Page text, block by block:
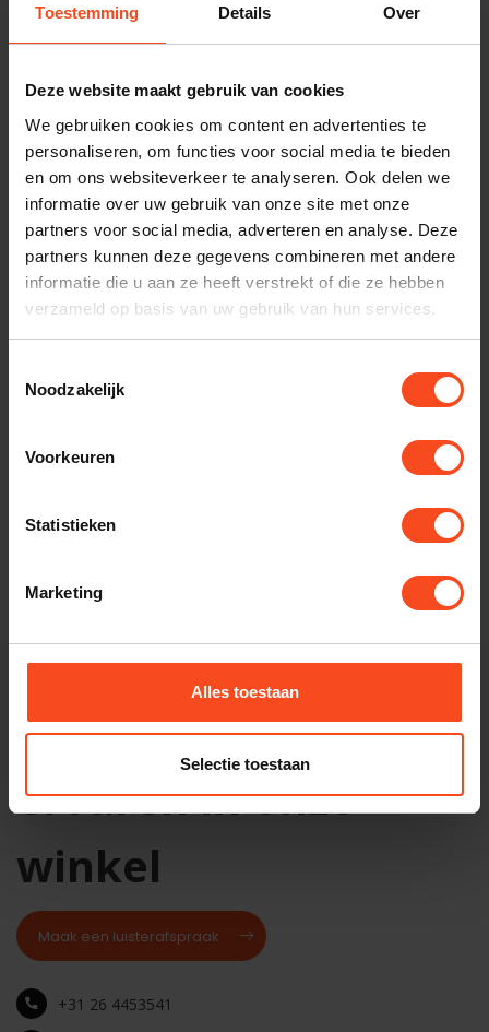
Toestemming Details Over
Deze website maakt gebruik van cookies
We gebruiken cookies om content en advertenties te
personaliseren, om functies voor social media te bieden
en om ons websiteverkeer te analyseren. Ook delen we
informatie over uw gebruik van onze site met onze
partners voor social media, adverteren en analyse. Deze
partners kunnen deze gegevens combineren met andere
informatie die u aan ze heeft verstrekt of die ze hebben
verzameld op basis van uw gebruik van hun services.
Noodzakelijk
Voorkeuren
Statistieken
Marketing
Alles toestaan
Selectie toestaan
Acoustic Energy
AE500
€1.198,00 €1.049,00
Op voorraad
Acoustic Energy
AE509
€2.798,00
AE520
Kom het geluid
ervaren in onze
winkel
Maak een luisterafspraak
+31 26 4453541